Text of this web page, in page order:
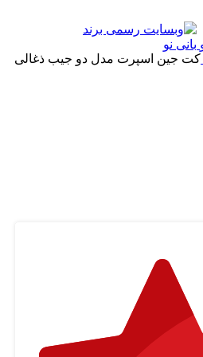
کت جین اسپرت مدل دو جیب ذغالی